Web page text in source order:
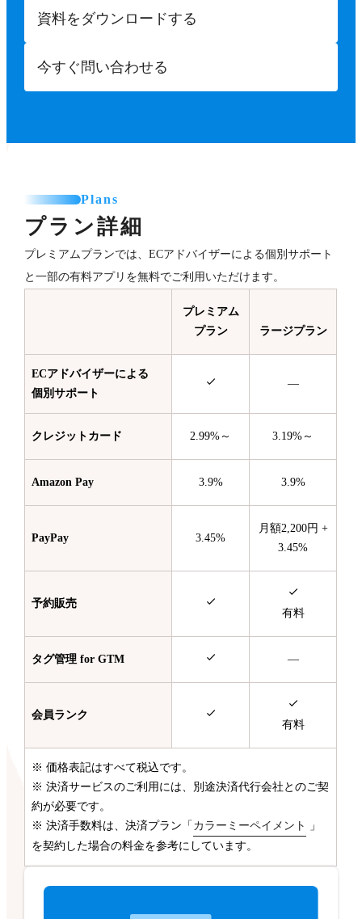
資料をダウンロードする
今すぐ問い合わせる
Plans
プラン詳細
プレミアムプランでは、ECアドバイザーによる個別サポート
と一部の有料アプリを無料でご利用いただけます。
プレミアム
プラン
ラージプラン
ECアドバイザーによる
個別サポート
—
クレジットカード 2.99%～ 3.19%～
Amazon Pay 3.9% 3.9%
PayPay 3.45%
月額2,200円 +
3.45%
予約販売
有料
タグ管理 for GTM —
会員ランク
有料
※ 価格表記はすべて税込です。
※ 決済サービスのご利用には、別途決済代行会社とのご契
約が必要です。
※ 決済手数料は、決済プラン「 カラーミーペイメント
」
を契約した場合の料金を参考にしています。